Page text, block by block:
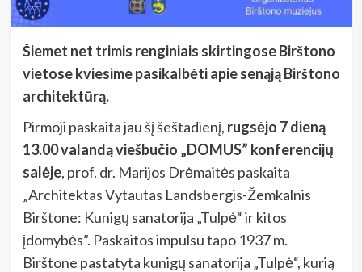
Šiemet net trimis renginiais skirtingose Birštono
vietose kviesime pasikalbėti apie senąją Birštono
architektūrą.
Pirmoji paskaita jau šį šeštadienį, rugsėjo 7 dieną
13.00 valandą viešbučio „DOMUS” konferencijų
salėje, prof. dr. Marijos Drėmaitės paskaita
„Architektas Vytautas Landsbergis-Žemkalnis
Birštone: Kunigų sanatorija „Tulpė“ ir kitos
įdomybės”. Paskaitos impulsu tapo 1937 m.
Birštone pastatyta kunigų sanatorija „Tulpė“, kurią